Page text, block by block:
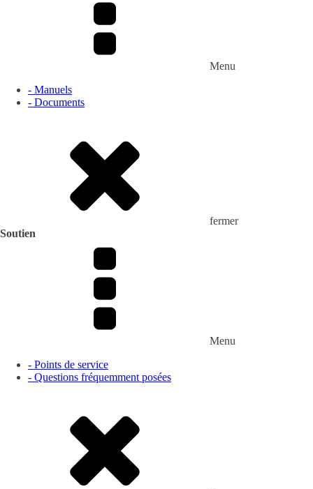
Menu
- Manuels
- Documents
fermer
Soutien
Menu
- Points de service
- Questions fréquemment posées